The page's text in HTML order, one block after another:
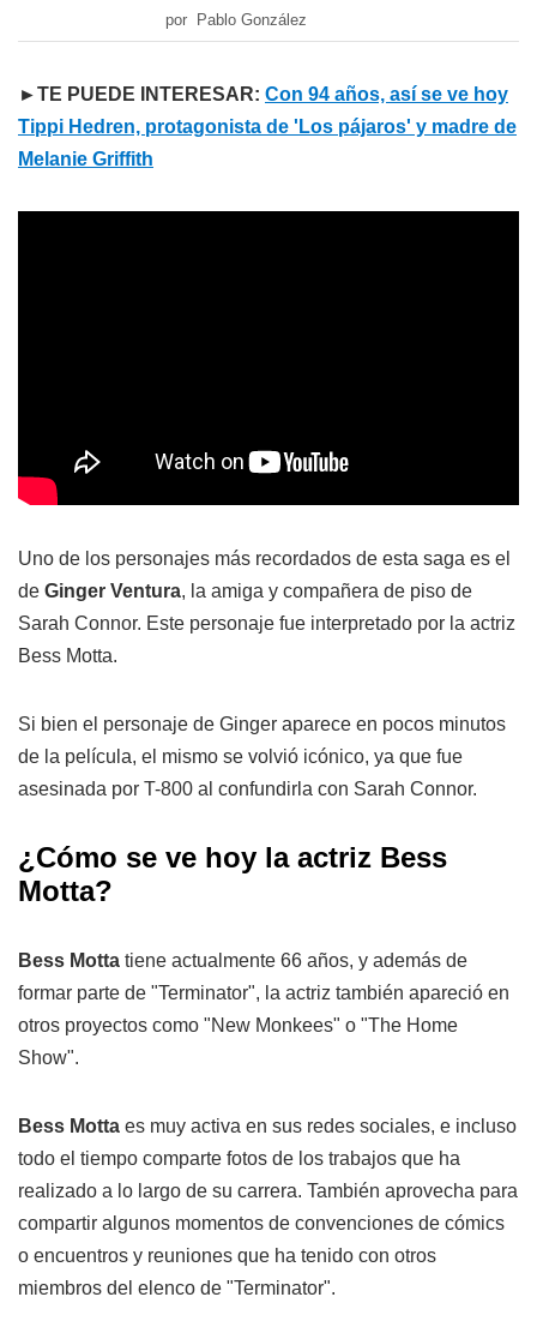
por Pablo González
►TE PUEDE INTERESAR: Con 94 años, así se ve hoy
Tippi Hedren, protagonista de 'Los pájaros' y madre de
Melanie Griffith
Uno de los personajes más recordados de esta saga es el
de Ginger Ventura, la amiga y compañera de piso de
Sarah Connor. Este personaje fue interpretado por la actriz
Bess Motta.
Si bien el personaje de Ginger aparece en pocos minutos
de la película, el mismo se volvió icónico, ya que fue
asesinada por T-800 al confundirla con Sarah Connor.
¿Cómo se ve hoy la actriz Bess
Motta?
Bess Motta tiene actualmente 66 años, y además de
formar parte de "Terminator", la actriz también apareció en
otros proyectos como "New Monkees" o "The Home
Show".
Bess Motta es muy activa en sus redes sociales, e incluso
todo el tiempo comparte fotos de los trabajos que ha
realizado a lo largo de su carrera. También aprovecha para
compartir algunos momentos de convenciones de cómics
o encuentros y reuniones que ha tenido con otros
miembros del elenco de "Terminator".